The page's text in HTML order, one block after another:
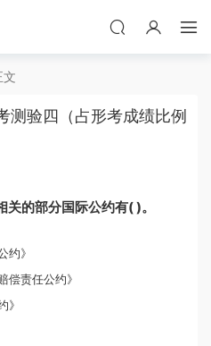
文
测验四（占形考成绩比例
关的部分国际公约有( )。
约》
偿责任公约》
》